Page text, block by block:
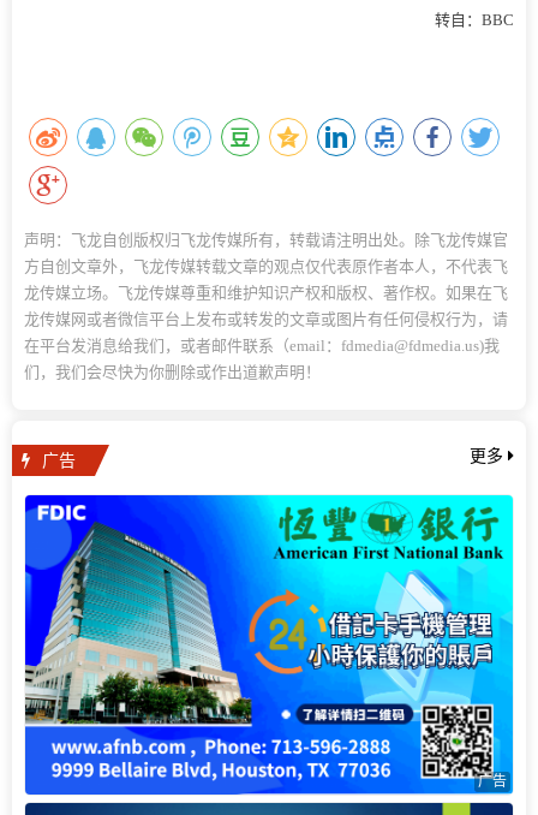
转自：BBC
声明：飞龙自创版权归飞龙传媒所有，转载请注明出处。除飞龙传媒官
方自创文章外，飞龙传媒转载文章的观点仅代表原作者本人，不代表飞
龙传媒立场。飞龙传媒尊重和维护知识产权和版权、著作权。如果在飞
龙传媒网或者微信平台上发布或转发的文章或图片有任何侵权行为，请
在平台发消息给我们，或者邮件联系（email：fdmedia@fdmedia.us)我
们，我们会尽快为你删除或作出道歉声明！
广告 更多
广告